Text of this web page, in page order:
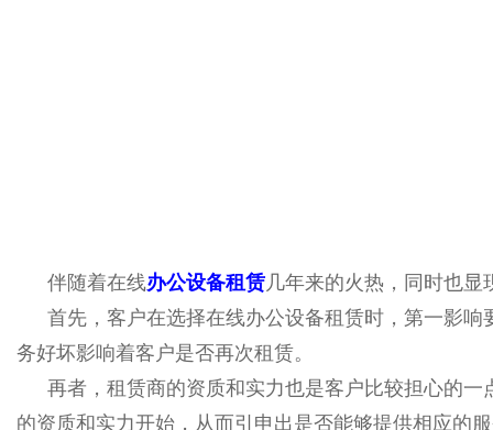
伴随着在线办公设备租赁几年来的火热，同时也
首先，客户在选择在线办公设备租赁时，第一影
务好坏影响着客户是否再次租赁。
再者，租赁商的资质和实力也是客户比较担心的
的资质和实力开始，从而引申出是否能够提供相应的